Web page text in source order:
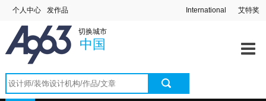
个人中心 发作品 艾特奖
International
切换城市
中国